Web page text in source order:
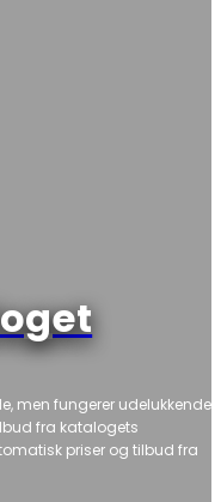
men fungerer udelukkende
fra katalogets
priser og tilbud fra